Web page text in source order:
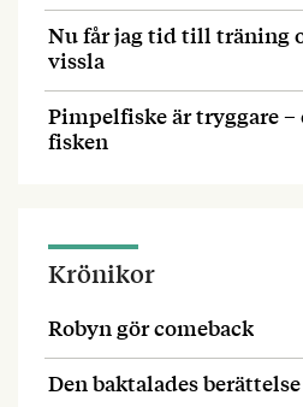
Nu får jag tid till träning
vissla
Pimpelfiske är tryggare
fisken
Krönikor
Robyn gör comeback
Den baktalades berättelse